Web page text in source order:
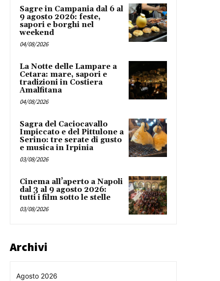
Sagre in Campania dal 6 al
9 agosto 2026: feste,
sapori e borghi nel
weekend
04/08/2026
La Notte delle Lampare a
Cetara: mare, sapori e
tradizioni in Costiera
Amalfitana
04/08/2026
Sagra del Caciocavallo
Impiccato e del Pittulone a
Serino: tre serate di gusto
e musica in Irpinia
03/08/2026
Cinema all’aperto a Napoli
dal 3 al 9 agosto 2026:
tutti i film sotto le stelle
03/08/2026
Archivi
Agosto 2026